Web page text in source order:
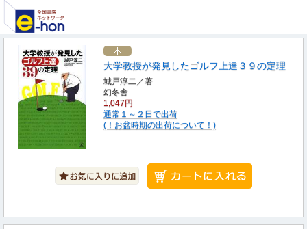
大学教授が発見したゴルフ上達３９の定理
城戸淳二／著
幻冬舎
1,047円
通常１～２日で出荷
(！お盆時期の出荷について！)